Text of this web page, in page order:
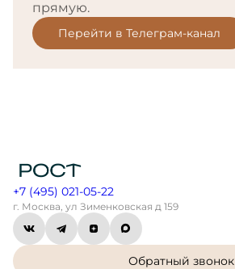
прямую.
Перейти в Телеграм-канал
+7 (495) 021-05-22
г. Москва, ул Зименковская д 159
Обратный звонок